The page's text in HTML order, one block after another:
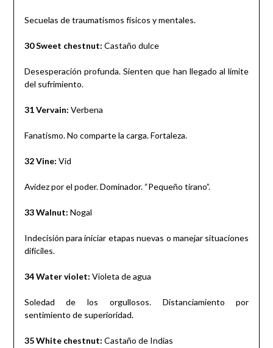
Secuelas de traumatismos físicos y mentales.
30 Sweet chestnut: Castaño dulce
Desesperación profunda. Sienten que han llegado al límite
del sufrimiento.
31 Vervain: Verbena
Fanatismo. No comparte la carga. Fortaleza.
32 Vine: Vid
Avidez por el poder. Dominador. “Pequeño tirano”.
33 Walnut: Nogal
Indecisión para iniciar etapas nuevas o manejar situaciones
difíciles.
34 Water violet: Violeta de agua
Soledad de los orgullosos. Distanciamiento por
sentimiento de superioridad.
35 White chestnut: Castaño de Indias